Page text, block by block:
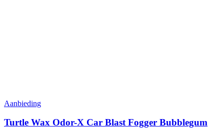
Aanbieding
Turtle Wax Odor-X Car Blast Fogger Bubblegum